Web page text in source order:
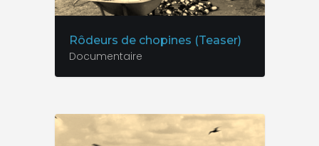
Rôdeurs de chopines (Teaser)
Documentaire